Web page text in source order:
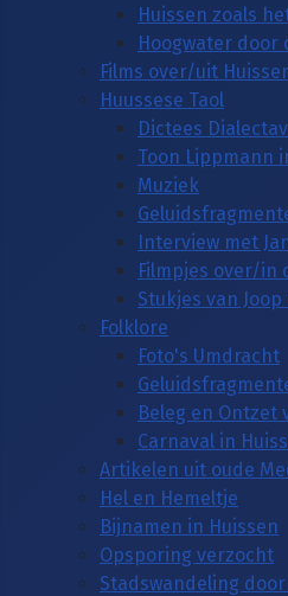
Huissen zoals
Hoogwater door
Films over/uit
Huussese Taol
Dictees
Toon Lippmann
Muziek
Interview met
Filmpjes over/in
Stukjes van
Folklore
Foto's Umdracht
Beleg en Ontzet
Carnaval in
Artikelen uit oude
Hel en Hemeltje
Bijnamen in Huissen
Opsporing verzocht
Stadswandeling